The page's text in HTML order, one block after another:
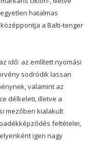
hatalmas
a Balti-tenger
idő: az említett nyomási
sodródik lassan
valamint az
délkeleti, illetve a
mezőben kialakult
feltételei,
igen nagy